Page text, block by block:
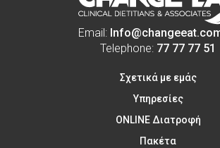
Email:
Telephone: 77 77 77 51
Σχετικά με εμάς
Υπηρεσίες
ONLINE Διατροφή
Πακέτα